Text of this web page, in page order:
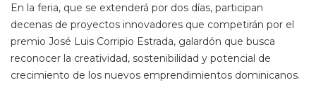
En la feria, que se extenderá por dos días, participan
decenas de proyectos innovadores que competirán por el
premio José Luis Corripio Estrada, galardón que busca
reconocer la creatividad, sostenibilidad y potencial de
crecimiento de los nuevos emprendimientos dominicanos.